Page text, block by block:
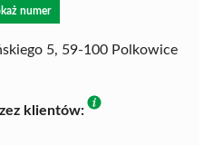
numer
5, 59-100 Polkowice
klientów: